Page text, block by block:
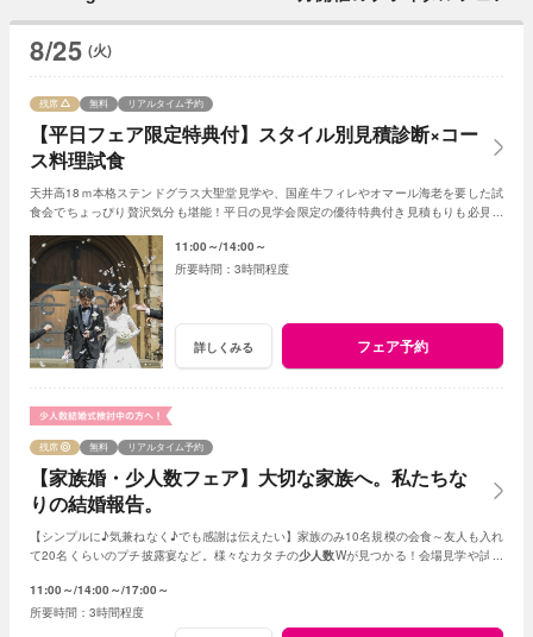
8/25 (火)
【平日フェア限定特典付】スタイル別見積診断×コー
ス料理試食
残席 無料 リアルタイム予約
天井高18ｍ本格ステンドグラス大聖堂見学や、国産牛フィレやオマール海老を要した試
食会でちょっぴり贅沢気分も堪能！平日の見学会限定の優待特典付き見積もりも必見。
11:00～ 14:00～
3時間程度
詳しくみる フェア予約
【家族婚・少人数フェア】大切な家族へ。私たちな
りの結婚報告。
残席 無料 リアルタイム予約
【シンプルに♪気兼ねなく♪でも感謝は伝えたい】家族のみ10名規模の会食～友人も入れ
て20名くらいのプチ披露宴など。様々なカタチの少人数Wが見つかる！会場見学や試食
11:00～ 14:00～ 17:00～
3時間程度